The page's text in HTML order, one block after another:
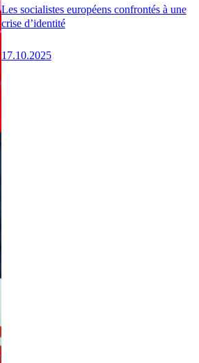
Les socialistes européens confrontés à une
crise d’identité
17.10.2025